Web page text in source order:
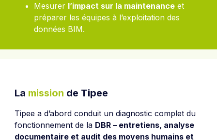
Mesurer l’impact sur la maintenance et
préparer les équipes à l’exploitation des
données BIM.
La mission de Tipee
Tipee a d’abord conduit un diagnostic complet du
fonctionnement de la DBR – entretiens, analyse
documentaire et audit des moyens humains et